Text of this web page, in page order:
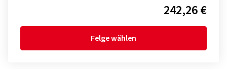
242,26 €
Felge wählen